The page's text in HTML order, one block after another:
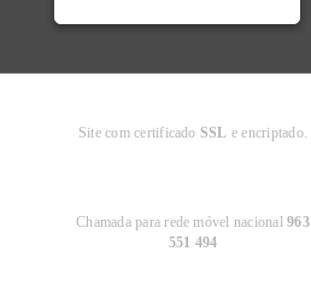
Site com certificado SSL e encriptado.
Chamada para rede móvel nacional963
551 494